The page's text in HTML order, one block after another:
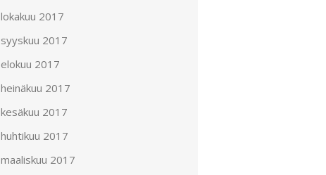
lokakuu 2017
syyskuu 2017
elokuu 2017
heinäkuu 2017
kesäkuu 2017
huhtikuu 2017
maaliskuu 2017